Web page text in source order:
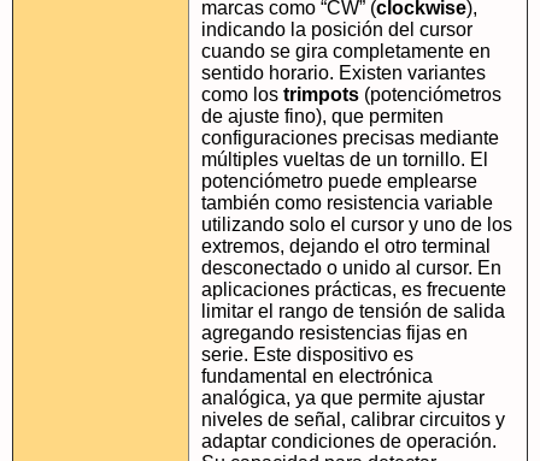
marcas como “CW” (clockwise),
indicando la posición del cursor
cuando se gira completamente en
sentido horario. Existen variantes
como los trimpots (potenciómetros
de ajuste fino), que permiten
configuraciones precisas mediante
múltiples vueltas de un tornillo. El
potenciómetro puede emplearse
también como resistencia variable
utilizando solo el cursor y uno de los
extremos, dejando el otro terminal
desconectado o unido al cursor. En
aplicaciones prácticas, es frecuente
limitar el rango de tensión de salida
agregando resistencias fijas en
serie. Este dispositivo es
fundamental en electrónica
analógica, ya que permite ajustar
niveles de señal, calibrar circuitos y
adaptar condiciones de operación.